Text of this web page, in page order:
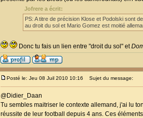
Jofrere a écrit:
PS: A titre de précision Klose et Podolski sont
au droit du sol et Mario Gomez est moitié
Donc tu fais un lien entre "droit du sol" et
Posté le: Jeu 08 Juil 2010 10:16 Sujet du message:
@Didier_Daan
Tu sembles maitriser le contexte allemand, j'ai lu
réussite de leur football depuis 4 ans. Ces